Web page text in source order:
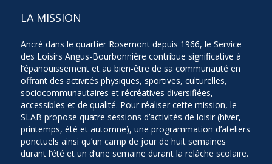
LA MISSION
Ancré dans le quartier Rosemont depuis 1966, le Service
des Loisirs Angus-Bourbonnière contribue significative à
l’épanouissement et au bien-être de sa communauté en
offrant des activités physiques, sportives, culturelles,
sociocommunautaires et récréatives diversifiées,
accessibles et de qualité. Pour réaliser cette mission, le
SLAB propose quatre sessions d’activités de loisir (hiver,
printemps, été et automne), une programmation d’ateliers
ponctuels ainsi qu’un camp de jour de huit semaines
durant l’été et un d’une semaine durant la relâche scolaire.